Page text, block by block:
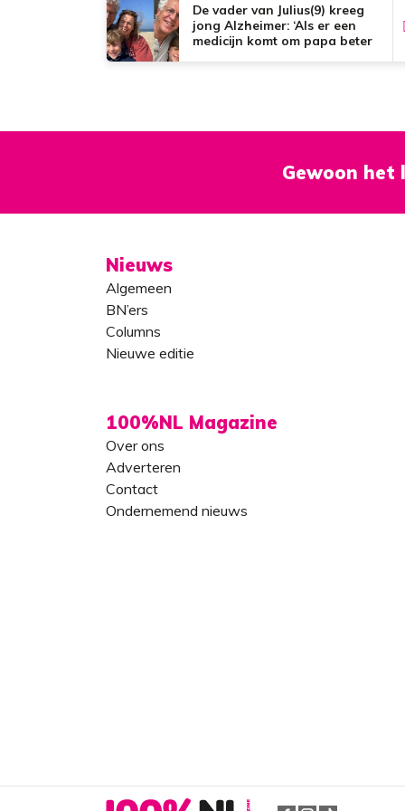
De vader van Julius(9) kreeg
jong Alzheimer: ‘Als er een
medicijn komt om papa beter
Gewoon het
Nieuws
Algemeen
BN’ers
Columns
Nieuwe editie
100%NL Magazine
Over ons
Adverteren
Contact
Ondernemend nieuws